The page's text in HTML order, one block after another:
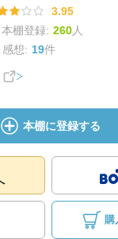
3.95
本棚登録: 260人
感想: 19件
本棚に登録する
購